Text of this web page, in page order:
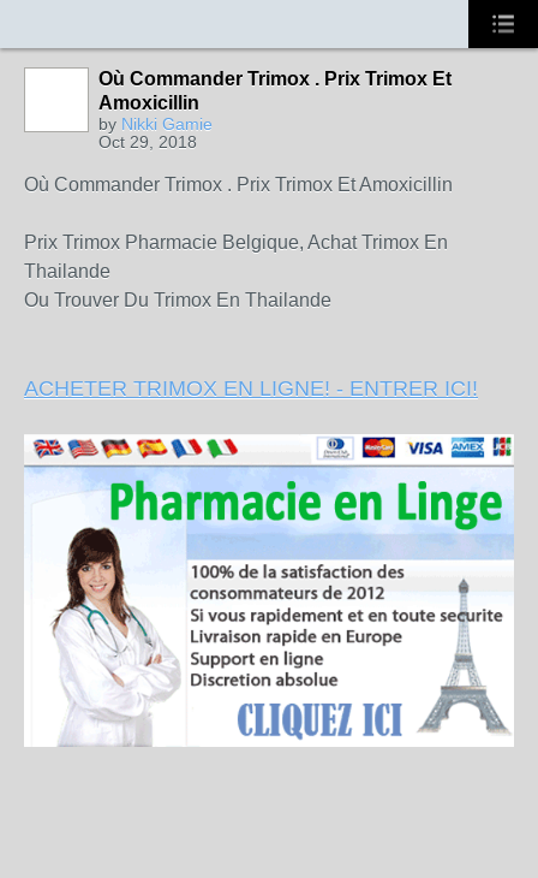
Où Commander Trimox . Prix Trimox Et
Amoxicillin
by Nikki Gamie
Oct 29, 2018
Où Commander Trimox . Prix Trimox Et Amoxicillin
Prix Trimox Pharmacie Belgique, Achat Trimox En
Thailande
Ou Trouver Du Trimox En Thailande
ACHETER TRIMOX EN LIGNE! - ENTRER ICI!